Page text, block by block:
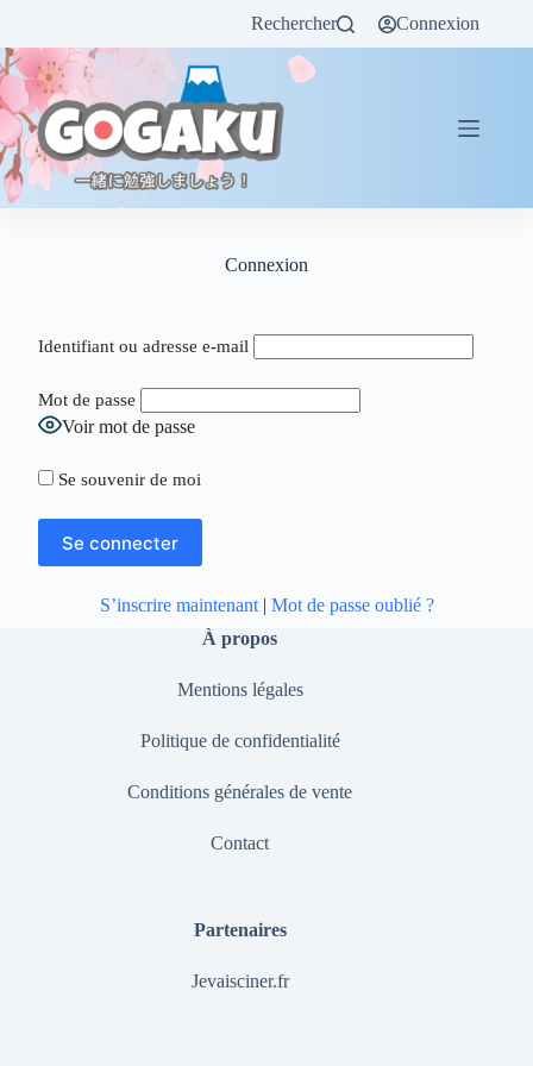
Rechercher Connexion
Connexion
Identifiant ou adresse e-mail
Mot de passe
Voir mot de passe
Se souvenir de moi
S’inscrire maintenant| Mot de passe oublié ?
À propos
Mentions légales
Politique de confidentialité
Conditions générales de vente
Contact
Partenaires
Jevaisciner.fr